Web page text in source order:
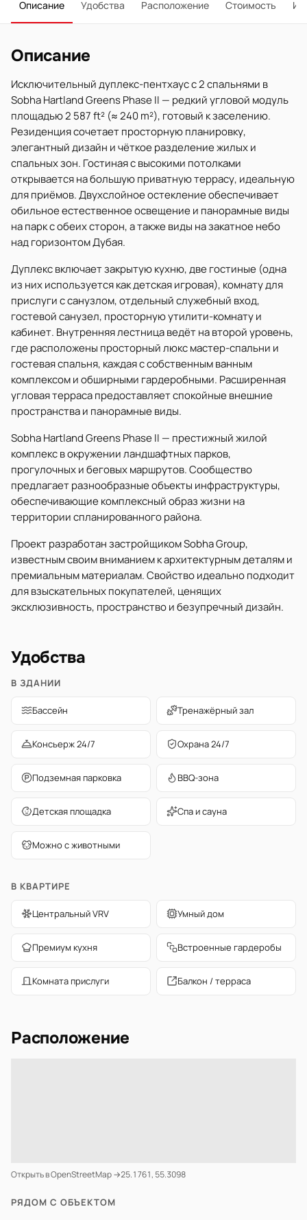
Описание Удобства Расположение Стоимость
Описание
Исключительный дуплекс-пентхаус с 2 спальнями в
Sobha Hartland Greens Phase II — редкий угловой модуль
площадью 2 587 ft² (≈ 240 m²), готовый к заселению.
Резиденция сочетает просторную планировку,
элегантный дизайн и чёткое разделение жилых и
спальных зон. Гостиная с высокими потолками
открывается на большую приватную террасу, идеальную
для приёмов. Двухслойное остекление обеспечивает
обильное естественное освещение и панорамные виды
на парк с обеих сторон, а также виды на закатное небо
над горизонтом Дубая.
Дуплекс включает закрытую кухню, две гостиные (одна
из них используется как детская игровая), комнату для
прислуги с санузлом, отдельный служебный вход,
гостевой санузел, просторную утилити-комнату и
кабинет. Внутренняя лестница ведёт на второй уровень,
где расположены просторный люкс мастер-спальни и
гостевая спальня, каждая с собственным ванным
комплексом и обширными гардеробными. Расширенная
угловая терраса предоставляет спокойные внешние
пространства и панорамные виды.
Sobha Hartland Greens Phase II — престижный жилой
комплекс в окружении ландшафтных парков,
прогулочных и беговых маршрутов. Сообщество
предлагает разнообразные объекты инфраструктуры,
обеспечивающие комплексный образ жизни на
территории спланированного района.
Проект разработан застройщиком Sobha Group,
известным своим вниманием к архитектурным деталям и
премиальным материалам. Свойство идеально подходит
для взыскательных покупателей, ценящих
эксклюзивность, пространство и безупречный дизайн.
Удобства
В ЗДАНИИ
Бассейн Тренажёрный зал
Консьерж 24/7 Охрана 24/7
Подземная парковка BBQ-зона
Детская площадка Спа и сауна
Можно с животными
В КВАРТИРЕ
Центральный VRV Умный дом
Премиум кухня Встроенные гардеробы
Комната прислуги Балкон / терраса
Расположение
Открыть в OpenStreetMap →25.1761, 55.3098
РЯДОМ С ОБЪЕКТОМ